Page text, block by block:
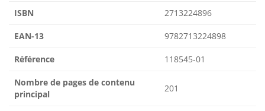
ISBN 2713224896
EAN-13 9782713224898
Référence 118545-01
Nombre de pages de contenu
principal
201